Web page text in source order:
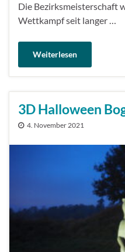
Die Bezirksmeisterschaft
Wettkampf seit langer …
Weiterlesen
3D Halloween
4. November 2021